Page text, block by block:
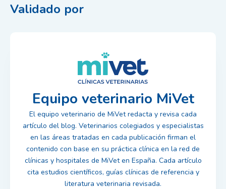
Validado por
Equipo veterinario MiVet
El equipo veterinario de MiVet redacta y revisa cada
artículo del blog. Veterinarios colegiados y especialistas
en las áreas tratadas en cada publicación firman el
contenido con base en su práctica clínica en la red de
clínicas y hospitales de MiVet en España. Cada artículo
cita estudios científicos, guías clínicas de referencia y
literatura veterinaria revisada.